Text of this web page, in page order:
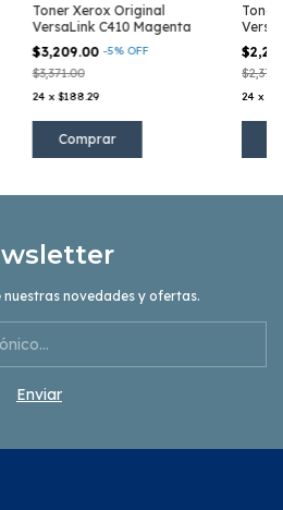
Toner Xerox Original
VersaLink C410 Magenta
$3,209.00-5% OFF
$3,371.00
24 x$188.29 24 x
novedades y ofertas.